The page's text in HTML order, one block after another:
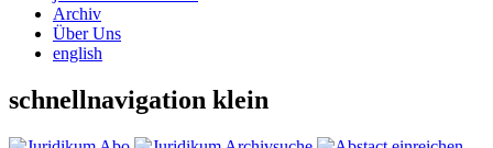
Archiv
Über Uns
english
schnellnavigation klein